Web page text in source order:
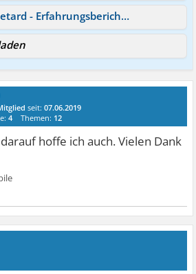
Anafranil 75 mg Retard - Erfahrungsberichte?
seit:07.06.2019
4 Themen: 12
hoffe ich auch. Vielen Dank